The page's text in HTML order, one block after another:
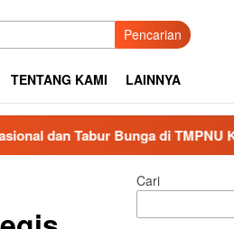
Pencarian
TENTANG KAMI LAINNYA
Bunga di TMPNU Kalibata dalam
Cari